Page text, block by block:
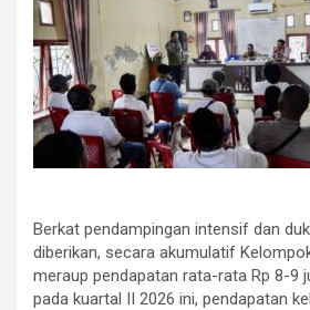
Berkat pendampingan intensif dan
diberikan, secara akumulatif
meraup pendapatan rata-rata Rp 8-9
pada kuartal II 2026 ini, pendapatan